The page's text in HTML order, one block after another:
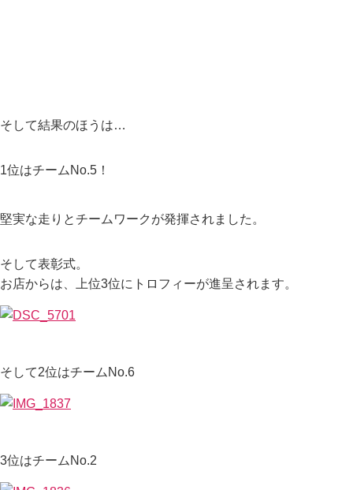
そして結果のほうは…
1位はチームNo.5！
堅実な走りとチームワークが発揮されました。
そして表彰式。
お店からは、上位3位にトロフィーが進呈されます。
そして2位はチームNo.6
3位はチームNo.2